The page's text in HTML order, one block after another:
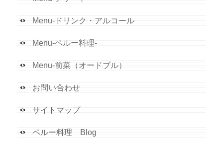
Menu-ドリンク・アルコール
Menu-ペルー料理-
Menu-前菜（オードブル）
お問い合わせ
サイトマップ
ペルー料理 Blog